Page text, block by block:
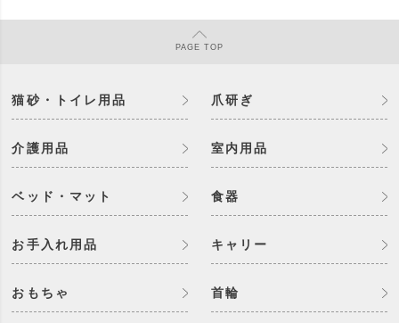
PAGETOP
猫砂・トイレ用品 爪研ぎ
介護用品 室内用品
ベッド・マット 食器
お手入れ用品 キャリー
おもちゃ 首輪